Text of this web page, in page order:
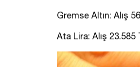
Gremse Altın: Alış
Ata Lira: Alış 23.585